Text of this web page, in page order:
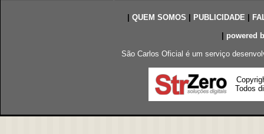
QUEM SOMOS PUBLICIDADE|
powered
São Carlos Oficial é um serviço
Todos